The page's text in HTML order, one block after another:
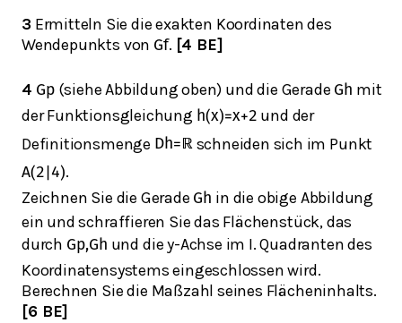
3Ermitteln Sie die exakten Koordinaten des
Wendepunkts von Gf. [4 BE]
4 Gp(siehe Abbildung oben) und die Gerade G h mit
der Funktionsgleichung h(x)=x+2 und der
Definitionsmenge Dh= ℝschneiden sich im Punkt
A(2 4).
Zeichnen Sie die Gerade G h in die obige Abbildung
ein und schraffieren Sie das Flächenstück, das
durch Gp,G h und die y-Achse im I. Quadranten des
Koordinatensystems eingeschlossen wird.
Berechnen Sie die Maßzahl seines Flächeninhalts.
[6 BE]